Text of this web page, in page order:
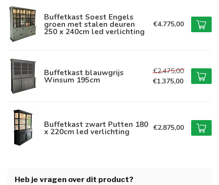
Buffetkast Soest Engels
groen met stalen deuren
250 x 240cm led verlichting
€4.775,00
Buffetkast blauwgrijs
Winsum 195cm
€2.475,00
€1.375,00
Buffetkast zwart Putten 180
x 220cm led verlichting €2.875,00
Heb je vragen over dit product?